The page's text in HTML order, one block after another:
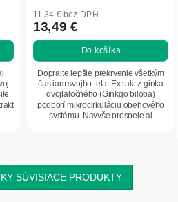
11,34 € bez DPH
13,49 €
Do košíka
Doprajte lepšie prekrvenie všetkým
častiam svojho tela. Extrakt z ginka
dvojlaločného (Ginkgo biloba)
podporí mikrocirkuláciu obehového
systému. Navyše prospeje aj
SÚVISIACE PRODUKTY